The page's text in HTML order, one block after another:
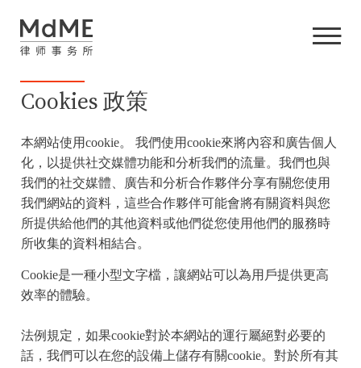
Cookies 政策
本網站使用cookie。 我們使用cookie來將內容和廣告個人
化，以提供社交媒體功能和分析我們的流量。我們也與
我們的社交媒體、廣告和分析合作夥伴分享有關您使用
我們網站的資料，這些合作夥伴可能會將有關資料與您
所提供給他們的其他資料或他們從您使用他們的服務時
所收集的資料相結合。
Cookie是一種小型文字檔，讓網站可以為用戶提供更高
效率的體驗。
法例規定，如果cookie對於本網站的運行屬絕對必要的
話，我們可以在您的設備上儲存有關cookie。對於所有其